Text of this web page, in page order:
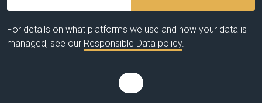
For details on what platforms we use and how your data is
managed, see our Responsible Data policy.